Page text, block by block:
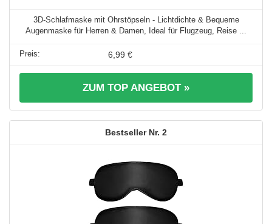
3D-Schlafmaske mit Ohrstöpseln - Lichtdichte & Bequeme
Augenmaske für Herren & Damen, Ideal für Flugzeug, Reise ...
6,99 €
ZUM TOP ANGEBOT »
2